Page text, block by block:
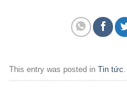
This entry was posted in Tin tức